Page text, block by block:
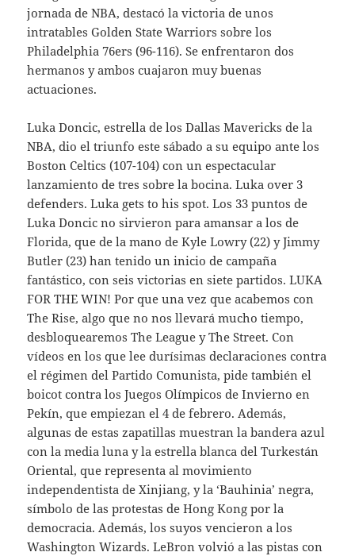
jornada de NBA, destacó la victoria de unos
intratables Golden State Warriors sobre los
Philadelphia 76ers (96-116). Se enfrentaron dos
hermanos y ambos cuajaron muy buenas
actuaciones.
Luka Doncic, estrella de los Dallas Mavericks de la
NBA, dio el triunfo este sábado a su equipo ante los
Boston Celtics (107-104) con un espectacular
lanzamiento de tres sobre la bocina. Luka over 3
defenders. Luka gets to his spot. Los 33 puntos de
Luka Doncic no sirvieron para amansar a los de
Florida, que de la mano de Kyle Lowry (22) y Jimmy
Butler (23) han tenido un inicio de campaña
fantástico, con seis victorias en siete partidos. LUKA
FOR THE WIN! Por que una vez que acabemos con
The Rise, algo que no nos llevará mucho tiempo,
desbloquearemos The League y The Street. Con
vídeos en los que lee durísimas declaraciones contra
el régimen del Partido Comunista, pide también el
boicot contra los Juegos Olímpicos de Invierno en
Pekín, que empiezan el 4 de febrero. Además,
algunas de estas zapatillas muestran la bandera azul
con la media luna y la estrella blanca del Turkestán
Oriental, que representa al movimiento
independentista de Xinjiang, y la ‘Bauhinia’ negra,
símbolo de las protestas de Hong Kong por la
democracia. Además, los suyos vencieron a los
Washington Wizards. LeBron volvió a las pistas con